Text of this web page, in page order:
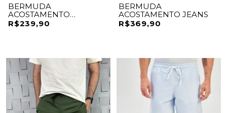
BERMUDA
ACOSTAMENTO
ELASTANO
R$239,90
BERMUDA
ACOSTAMENTO JEANS
R$369,90